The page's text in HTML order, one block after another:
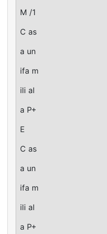
M /1
C as
a un
ifa m
ili al
a P+
E
C as
a un
ifa m
ili al
a P+